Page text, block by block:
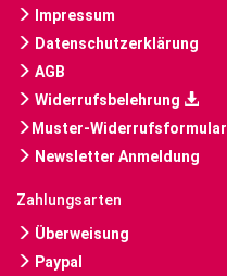
Impressum
Datenschutzerklärung
AGB
Widerrufsbelehrung
Muster-Widerrufsformular
Newsletter Anmeldung
Zahlungsarten
Überweisung
Paypal